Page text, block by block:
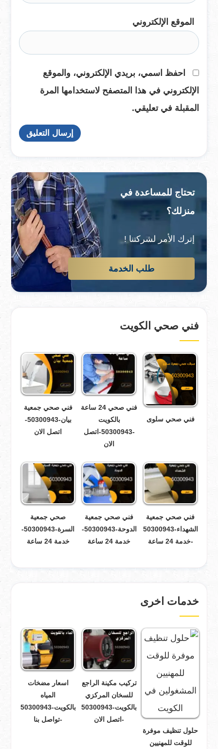
الموقع الإلكتروني
احفظ اسمي، بريدي الإلكتروني، والموقع
الإلكتروني في هذا المتصفح لاستخدامها المرة
المقبلة في تعليقي.
تحتاج للمساعدة في
منزلك؟
إترك الأمر لشركتنا !
طلب الخدمة
فني صحي الكويت
فني صحي سلوى
فني صحي 24 ساعة
بالكويت
-50300943-اتصل
الان
فني صحي جمعية
بيان-50300943-
اتصل الان
فني صحي جمعية
الشهداء-50300943
-خدمة 24 ساعة
فني صحي جمعية
الدوحة-50300943-
خدمة 24 ساعة
صحي جمعية
السرة-50300943-
خدمة 24 ساعة
خدمات اخرى
حلول تنظيف موفرة
للوقت للمهنيين
تركيب مكينة الراجع
للسخان المركزي
بالكويت-50300943
-اتصل الان
اسعار مضخات
المياه
بالكويت-50300943
-تواصل بنا